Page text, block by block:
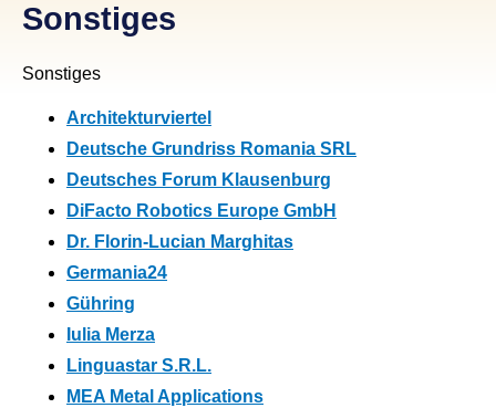
Sonstiges
Sonstiges
Architekturviertel
Deutsche Grundriss Romania SRL
Deutsches Forum Klausenburg
DiFacto Robotics Europe GmbH
Dr. Florin-Lucian Marghitas
Germania24
Gühring
Iulia Merza
Linguastar S.R.L.
MEA Metal Applications